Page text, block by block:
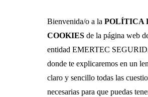
Bienvenida/o a laPOLÍTICA
COOKIES de la página web
entidad EMERTEC
donde te explicaremos en un
claro y sencillo todas las
necesarias para que puedas